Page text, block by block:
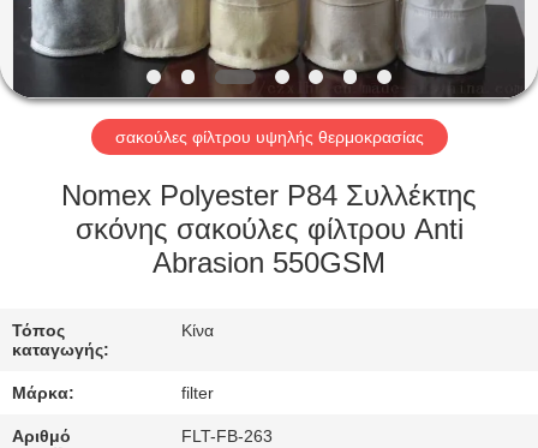
ΜΕ
ΕΜΆΣ
ΓΎΡΟΣ
ΕΡΓΟΣΤΑΣΊΩΝ
ΠΟΙΟΤΙΚΌΣ
ΜΑΣ
σακούλες φίλτρου υψηλής θερμοκρασίας
Nomex Polyester P84 Συλλέκτης
σκόνης σακούλες φίλτρου Anti
Abrasion 550GSM
Τόπος
καταγωγής:
Κίνα
Μάρκα: filter
Αριθμό
FLT-FB-263